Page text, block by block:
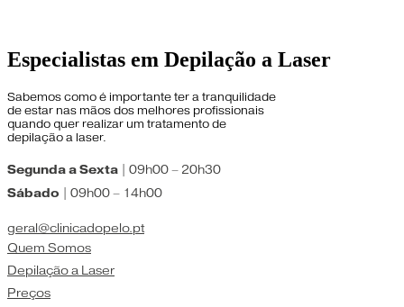
$150.00.$100.00.
Especialistas em Depilação a Laser
Sabemos como é importante ter a tranquilidade
de estar nas mãos dos melhores profissionais
quando quer realizar um tratamento de
depilação a laser.
Segunda a Sexta | 09h00 – 20h30
Sábado | 09h00 – 14h00
geral@clinicadopelo.pt
Quem Somos
Depilação a Laser
Preços